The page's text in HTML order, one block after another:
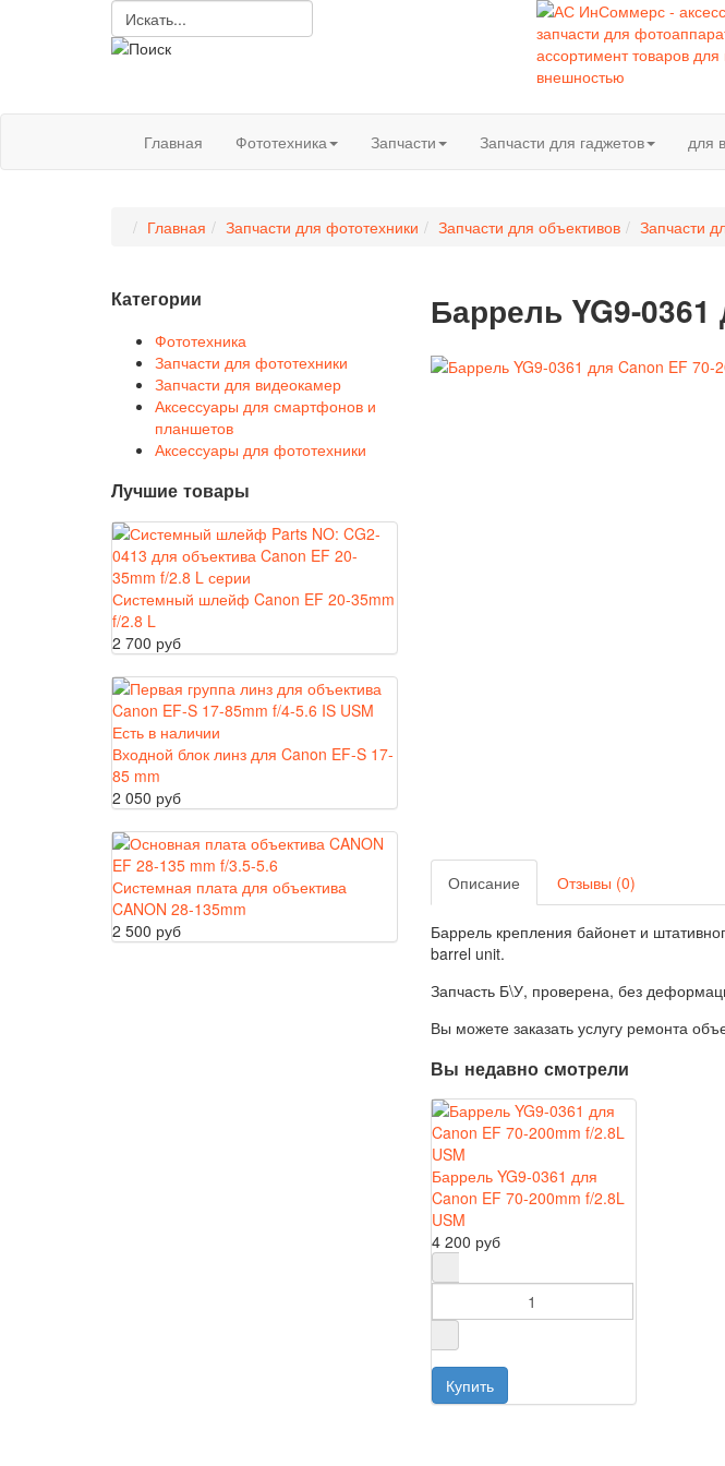
Главная
Фототехника Запчасти Запчасти для гаджетов для
Главная Запчасти для фототехники Запчасти для объективов Запчасти
Баррель YG9-0361
Описание Отзывы (0)
Баррель крепления байонет и
barrel unit.
Запчасть Б\У, проверена, без
Вы можете заказать услугу ремонта
Вы недавно смотрели
Баррель YG9-0361 для
Canon EF 70-200mm f/2.8L
USM
4 200 руб
Категории
Фототехника
Запчасти для фототехники
Запчасти для видеокамер
Аксессуары для смартфонов и
планшетов
Аксессуары для фототехники
Лучшие товары
Системный шлейф Canon EF 20-35mm
f/2.8 L
2 700 руб
Входной блок линз для Canon EF-S 17-
85 mm
2 050 руб
Системная плата для объектива
CANON 28-135mm
2 500 руб